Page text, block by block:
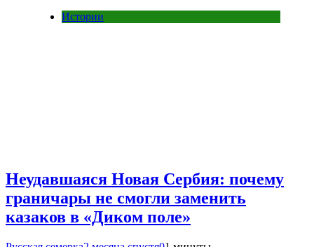
Истории
Неудавшаяся Новая Сербия: почему
граничары не смогли заменить
казаков в «Диком поле»